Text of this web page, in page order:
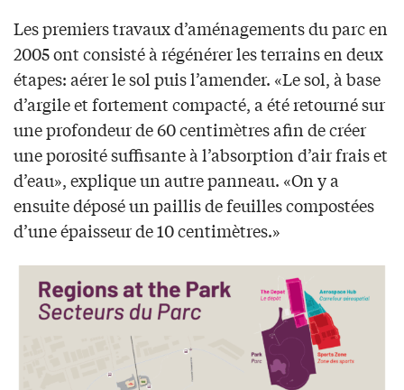
Les premiers travaux d’aménagements du parc en
2005 ont consisté à régénérer les terrains en deux
étapes: aérer le sol puis l’amender. «Le sol, à base
d’argile et fortement compacté, a été retourné sur
une profondeur de 60 centimètres afin de créer
une porosité suffisante à l’absorption d’air frais et
d’eau», explique un autre panneau. «On y a
ensuite déposé un paillis de feuilles compostées
d’une épaisseur de 10 centimètres.»